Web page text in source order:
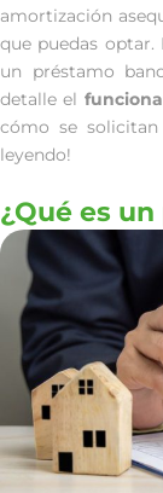
amortización
que puedas
un préstamo
detalle el
cómo se
leyendo!
¿Qué es